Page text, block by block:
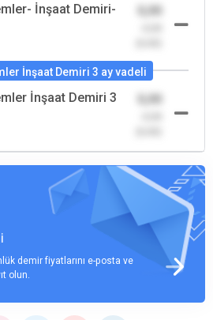
İnşaat Demiri-
0,00
İnşaat Demiri 3 ay vadeli
İnşaat Demiri 3
0,00
demir fiyatlarını e-posta ve
olun.